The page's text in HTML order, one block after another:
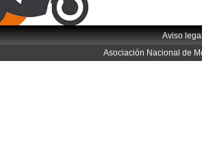
Aviso
Asociación Nacional de